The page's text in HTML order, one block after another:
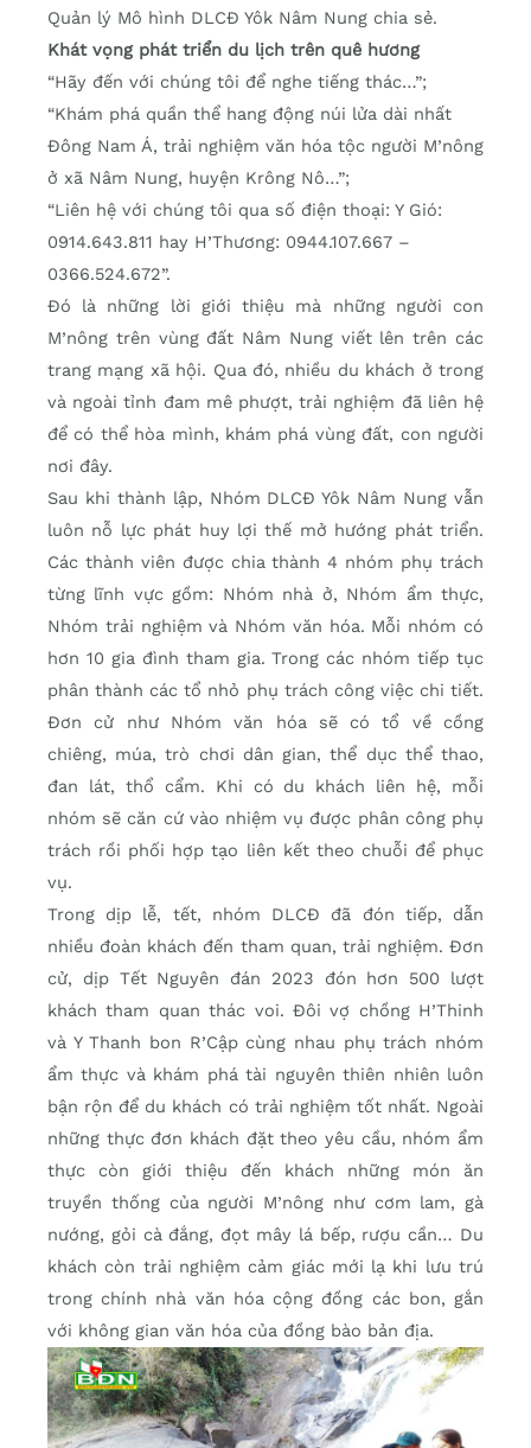
Quản lý Mô hình DLCĐ Yôk Nâm Nung chia sẻ.
Khát vọng phát triển du lịch trên quê hương
“Hãy đến với chúng tôi để nghe tiếng thác…”;
“Khám phá quần thể hang động núi lửa dài nhất
Đông Nam Á, trải nghiệm văn hóa tộc người M’nông
ở xã Nâm Nung, huyện Krông Nô…”;
“Liên hệ với chúng tôi qua số điện thoại: Y Gió:
0914.643.811 hay H’Thương: 0944.107.667 –
0366.524.672”.
Đó là những lời giới thiệu mà những người con
M’nông trên vùng đất Nâm Nung viết lên trên các
trang mạng xã hội. Qua đó, nhiều du khách ở trong
và ngoài tỉnh đam mê phượt, trải nghiệm đã liên hệ
để có thể hòa mình, khám phá vùng đất, con người
nơi đây.
Sau khi thành lập, Nhóm DLCĐ Yôk Nâm Nung vẫn
luôn nỗ lực phát huy lợi thế mở hướng phát triển.
Các thành viên được chia thành 4 nhóm phụ trách
từng lĩnh vực gồm: Nhóm nhà ở, Nhóm ẩm thực,
Nhóm trải nghiệm và Nhóm văn hóa. Mỗi nhóm có
hơn 10 gia đình tham gia. Trong các nhóm tiếp tục
phân thành các tổ nhỏ phụ trách công việc chi tiết.
Đơn cử như Nhóm văn hóa sẽ có tổ về cồng
chiêng, múa, trò chơi dân gian, thể dục thể thao,
đan lát, thổ cẩm. Khi có du khách liên hệ, mỗi
nhóm sẽ căn cứ vào nhiệm vụ được phân công phụ
trách rồi phối hợp tạo liên kết theo chuỗi để phục
vụ.
Trong dịp lễ, tết, nhóm DLCĐ đã đón tiếp, dẫn
nhiều đoàn khách đến tham quan, trải nghiệm. Đơn
cử, dịp Tết Nguyên đán 2023 đón hơn 500 lượt
khách tham quan thác voi. Đôi vợ chồng H’Thinh
và Y Thanh bon R’Cập cùng nhau phụ trách nhóm
ẩm thực và khám phá tài nguyên thiên nhiên luôn
bận rộn để du khách có trải nghiệm tốt nhất. Ngoài
những thực đơn khách đặt theo yêu cầu, nhóm ẩm
thực còn giới thiệu đến khách những món ăn
truyền thống của người M’nông như cơm lam, gà
nướng, gỏi cà đắng, đọt mây lá bếp, rượu cần… Du
khách còn trải nghiệm cảm giác mới lạ khi lưu trú
trong chính nhà văn hóa cộng đồng các bon, gắn
với không gian văn hóa của đồng bào bản địa.